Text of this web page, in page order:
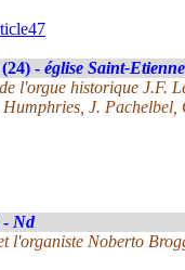
- église Saint-
l'orgue historique J.F.
J.
- Nd
l'organiste Noberto